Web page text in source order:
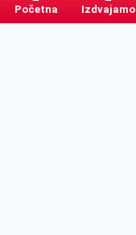
Početna Izdvajamo